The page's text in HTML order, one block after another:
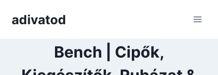
adivatod
Bench | Cipők,